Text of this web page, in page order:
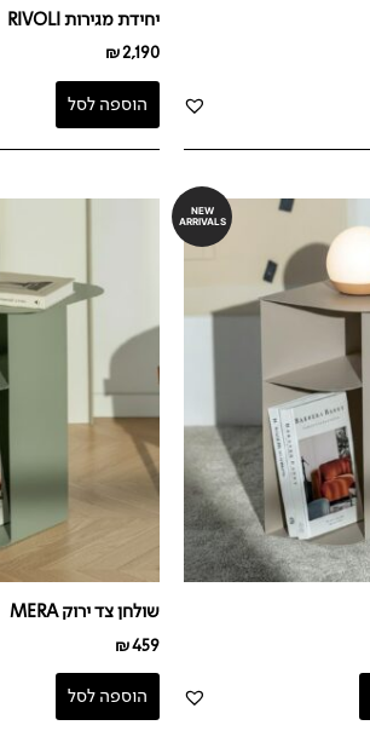
יחידת מגירות RIVOLI
₪2,190
הוספה לסל
NEW
ARRIVALS
שולחן צד ירוק MERA
₪459
הוספה לסל